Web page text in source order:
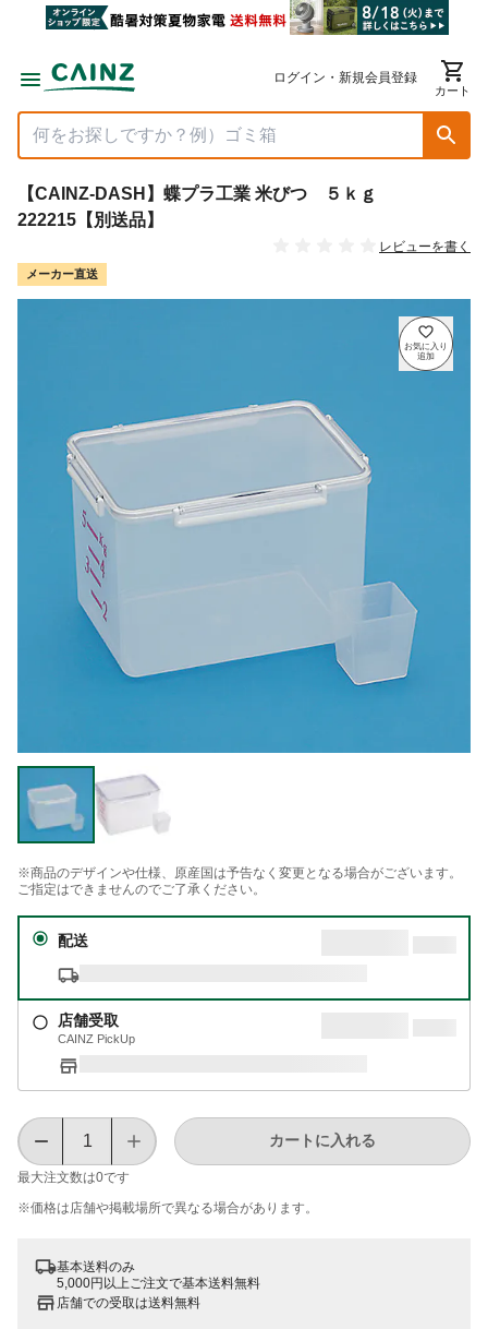
ログイン・新規会員登録
カート
【CAINZ-DASH】蝶プラ工業 米びつ ５ｋｇ
222215【別送品】
レビューを書く
メーカー直送
※商品のデザインや仕様、原産国は予告なく変更となる場合がございます。
ご指定はできませんのでご了承ください。
配送
店舗受取
CAINZ PickUp
最大注文数は0です
カートに入れる
※価格は​店舗や​掲載場所で​異なる​場合が​あります。
基本送料のみ
5,000円以上ご注文で基本送料無料
店舗での受取は送料無料